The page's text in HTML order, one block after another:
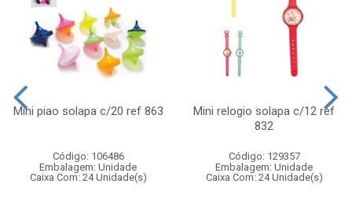
Mini piao solapa c/20 ref 863
Código: 106486
Embalagem: Unidade
Caixa Com: 24 Unidade(s)
Mini relogio solapa c/12 ref
832
Código: 129357
Embalagem: Unidade
Caixa Com: 24 Unidade(s)